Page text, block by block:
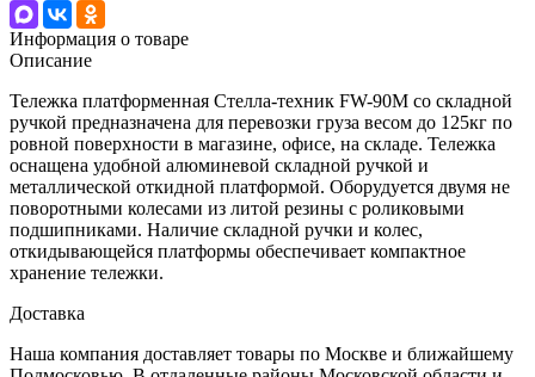
Информация о товаре
Описание
Тележка платформенная Стелла-техник FW-90M со складной
ручкой предназначена для перевозки груза весом до 125кг по
ровной поверхности в магазине, офисе, на складе. Тележка
оснащена удобной алюминевой складной ручкой и
металлической откидной платформой. Оборудуется двумя не
поворотными колесами из литой резины с роликовыми
подшипниками. Наличие складной ручки и колес,
откидывающейся платформы обеспечивает компактное
хранение тележки.
Доставка
Наша компания доставляет товары по Москве и ближайшему